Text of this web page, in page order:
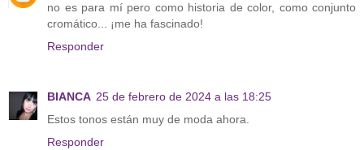
no es para mí pero como historia de color, como conjunto
cromático... ¡me ha fascinado!
Responder
BIANCA 25 de febrero de 2024 a las 18:25
Estos tonos están muy de moda ahora.
Responder